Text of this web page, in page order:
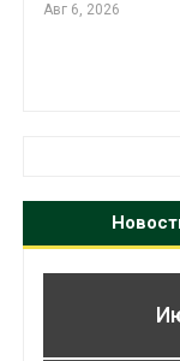
Авг 6, 2026